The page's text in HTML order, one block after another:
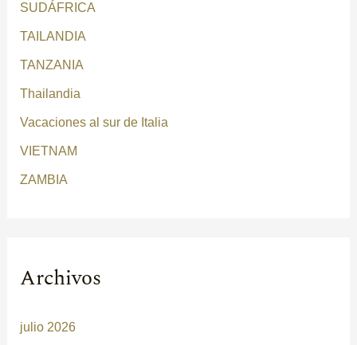
SUDÁFRICA
TAILANDIA
TANZANIA
Thailandia
Vacaciones al sur de Italia
VIETNAM
ZAMBIA
Archivos
julio 2026